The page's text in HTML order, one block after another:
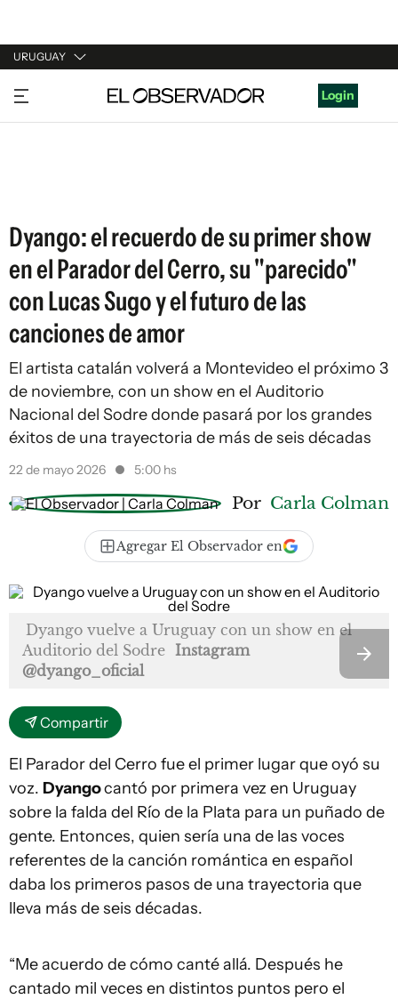
URUGUAY
URUGUAY
ARGENTINA
Login
Dyango: el recuerdo de su primer show
en el Parador del Cerro, su "parecido"
con Lucas Sugo y el futuro de las
canciones de amor
El artista catalán volverá a Montevideo el próximo 3
de noviembre, con un show en el Auditorio
Nacional del Sodre donde pasará por los grandes
éxitos de una trayectoria de más de seis décadas
22 de mayo 2026 5:00 hs
Por Carla Colman
Agregar El Observador en
Dyango vuelve a Uruguay con un show en el
Auditorio del Sodre Instagram
@dyango_oficial
Compartir
El Parador del Cerro fue el primer lugar que oyó su
voz. Dyangocantó por primera vez en Uruguay
sobre la falda del Río de la Plata para un puñado de
gente. Entonces, quien sería una de las voces
referentes de la canción romántica en español
daba los primeros pasos de una trayectoria que
lleva más de seis décadas.
“Me acuerdo de cómo canté allá. Después he
cantado mil veces en distintos puntos pero el